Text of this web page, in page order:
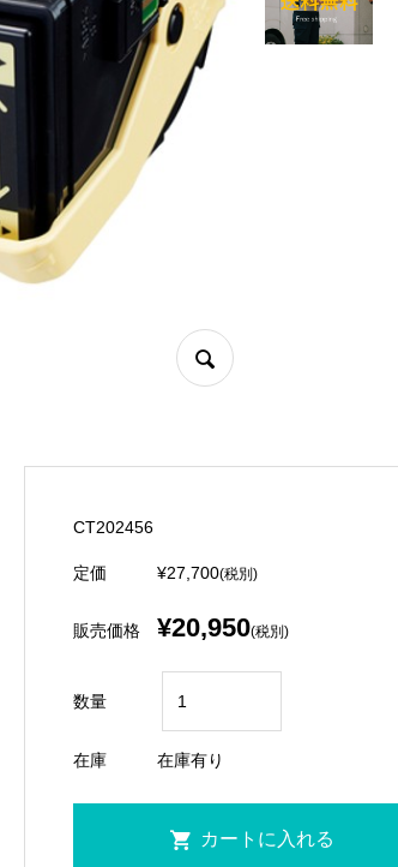
CT202456
定価 ¥27,700(税別)
販売価格 ¥20,950(税別)
数量
在庫 在庫有り